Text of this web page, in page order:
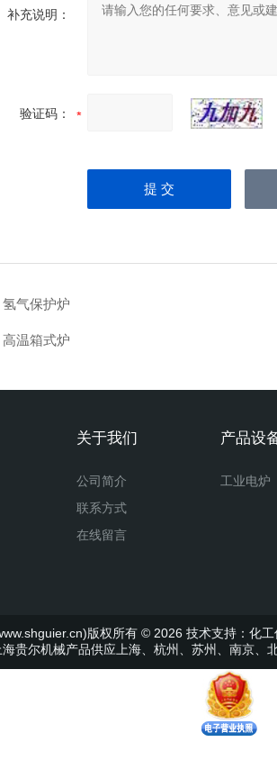
补充说明：
验证码：
氢气保护炉
高温箱式炉
关于我们
公司简介
联系方式
在线留言
产品设
工业电炉
版权所有 © 2026 技术支持： 化工
海贵尔机械产品供应上海、杭州、苏州、南京、